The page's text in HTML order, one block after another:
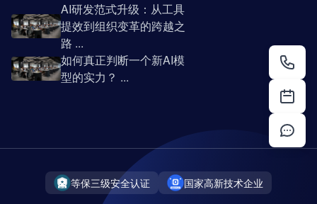
AI研发范式升级：从工具
提效到组织变革的跨越之
路 ...
如何真正判断一个新AI模
型的实力？ ...
等保三级安全认证 国家高新技术企业